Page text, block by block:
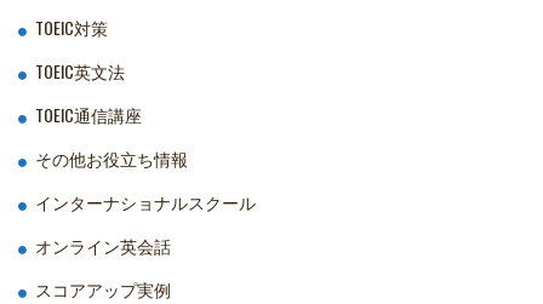
TOEIC対策
TOEIC英文法
TOEIC通信講座
その他お役立ち情報
インターナショナルスクール
オンライン英会話
スコアアップ実例